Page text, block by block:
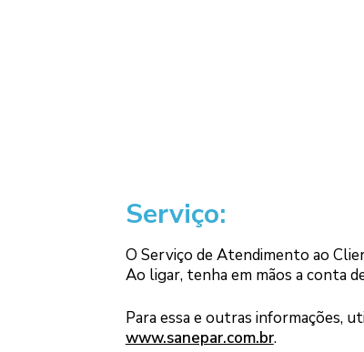
Serviço:
O Serviço de Atendimento ao
Ao ligar, tenha em mãos a conta
Para essa e outras informações,
www.sanepar.com.br.